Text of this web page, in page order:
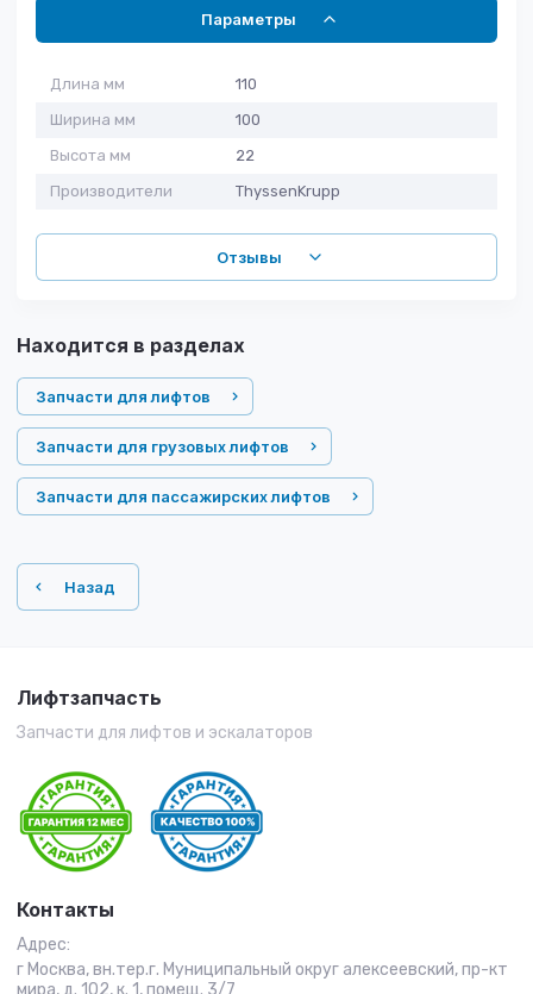
Параметры
Длина мм
110
Ширина мм
100
Высота мм
22
Производители
ThyssenKrupp
Отзывы
Находится в разделах
Запчасти для лифтов
Запчасти для грузовых лифтов
Запчасти для пассажирских лифтов
Назад
Лифтзапчасть
Запчасти для лифтов и эскалаторов
Контакты
Адрес:
г Москва, вн.тер.г. Муниципальный округ алексеевский, пр-кт
мира, д. 102, к. 1, помещ. 3/7